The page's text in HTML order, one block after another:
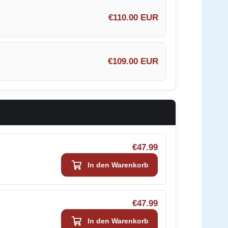
€110.00 EUR
€109.00 EUR
€47.99
In den Warenkorb
€47.99
In den Warenkorb